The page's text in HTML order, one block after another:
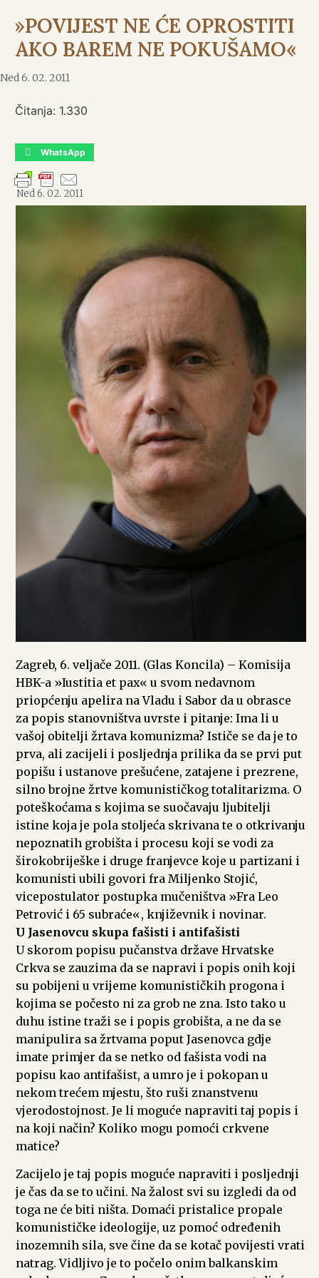
»POVIJEST NE ĆE OPROSTITI
AKO BAREM NE POKUŠAMO«
Ned 6. 02. 2011
Čitanja: 1.330
WhatsApp
Ned 6. 02. 2011
Zagreb, 6. veljače 2011. (Glas Koncila) – Komisija
HBK-a »Iustitia et pax« u svom nedavnom
priopćenju apelira na Vladu i Sabor da u obrasce
za popis stanovništva uvrste i pitanje: Ima li u
vašoj obitelji žrtava komunizma? Ističe se da je to
prva, ali zacijeli i posljednja prilika da se prvi put
popišu i ustanove prešućene, zatajene i prezrene,
silno brojne žrtve komunističkog totalitarizma. O
poteškoćama s kojima se suočavaju ljubitelji
istine koja je pola stoljeća skrivana te o otkrivanju
nepoznatih grobišta i procesu koji se vodi za
širokobriješke i druge franjevce koje u partizani i
komunisti ubili govori fra Miljenko Stojić,
vicepostulator postupka mučeništva »Fra Leo
Petrović i 65 subraće«, književnik i novinar.
U Jasenovcu skupa fašisti i antifašisti
U skorom popisu pučanstva države Hrvatske
Crkva se zauzima da se napravi i popis onih koji
su pobijeni u vrijeme komunističkih progona i
kojima se počesto ni za grob ne zna. Isto tako u
duhu istine traži se i popis grobišta, a ne da se
manipulira sa žrtvama poput Jasenovca gdje
imate primjer da se netko od fašista vodi na
popisu kao antifašist, a umro je i pokopan u
nekom trećem mjestu, što ruši znanstvenu
vjerodostojnost. Je li moguće napraviti taj popis i
na koji način? Koliko mogu pomoći crkvene
matice?
Zacijelo je taj popis moguće napraviti i posljednji
je čas da se to učini. Na žalost svi su izgledi da od
toga ne će biti ništa. Domaći pristalice propale
komunističke ideologije, uz pomoć određenih
inozemnih sila, sve čine da se kotač povijesti vrati
natrag. Vidljivo je to počelo onim balkanskim